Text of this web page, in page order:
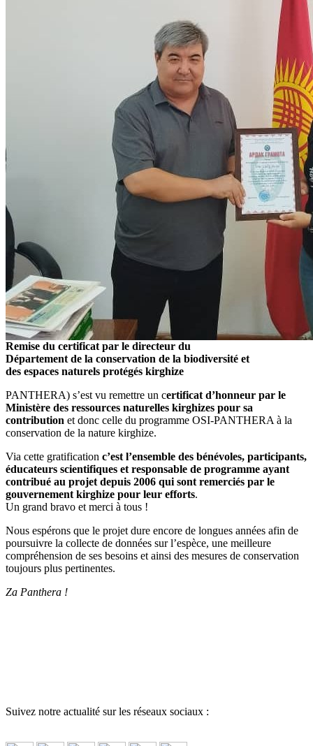
Remise du certificat par le directeur du
Département de la conservation de la biodiversité et
des espaces naturels protégés kirghize
PANTHERA) s’est vu remettre un certificat d’honneur par le
Ministère des ressources naturelles kirghizes pour sa
contribution et donc celle du programme OSI-PANTHERA à la
conservation de la nature kirghize.
Via cette gratification c’est l’ensemble des bénévoles, participants,
éducateurs scientifiques et responsable de programme ayant
contribué au projet depuis 2006 qui sont remerciés par le
gouvernement kirghize pour leur efforts.
Un grand bravo et merci à tous !
Nous espérons que le projet dure encore de longues années afin de
poursuivre la collecte de données sur l’espèce, une meilleure
compréhension de ses besoins et ainsi des mesures de conservation
toujours plus pertinentes.
Za Panthera !
Suivez notre actualité sur les réseaux sociaux :